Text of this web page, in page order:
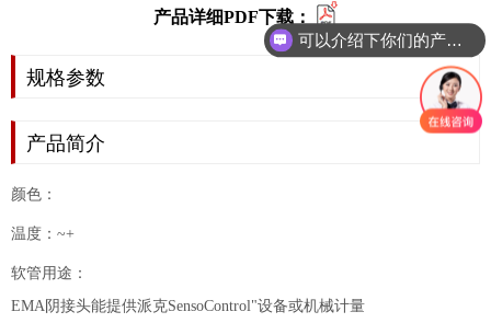
产品详细PDF下载：
规格参数
产品简介
颜色：
温度：~+
软管用途：
EMA阴接头能提供派克SensoControl"设备或机械计量
可以介绍下你们的产品么？